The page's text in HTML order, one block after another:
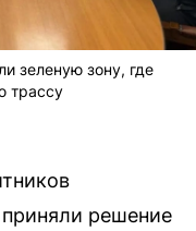
зеленую зону, где
трассу
решение